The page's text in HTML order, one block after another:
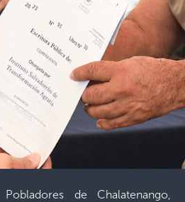
Pobladores de Chalatenango,